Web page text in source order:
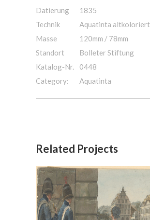
Datierung
1835
Technik
Aquatinta altkoloriert
Masse
120mm / 78mm
Standort
Bolleter Stiftung
Katalog-Nr.
0448
Category:
Aquatinta
Related Projects